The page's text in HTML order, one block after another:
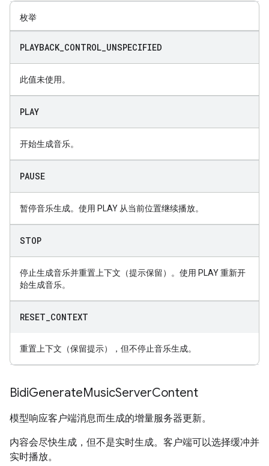
枚举
PLAYBACK_ CONTROL UNSPECIFIED
此值未使用。
PLAY
开始生成音乐。
PAUSE
暂停音乐生成。使用 PLAY 从当前位置继续播放。
STOP
停止生成音乐并重置上下文（提示保留）。使用 PLAY 重新开
始生成音乐。
RESET CONTEXT
重置上下文（保留提示），但不停止音乐生成。
BidiGenerateMusicServerContent
模型响应客户端消息而生成的增量服务器更新。
内容会尽快生成，但不是实时生成。客户端可以选择缓冲并
实时播放。